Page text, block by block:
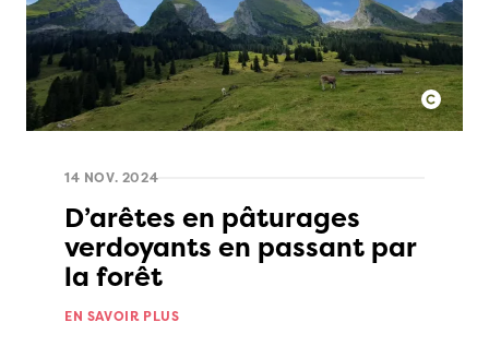
14 NOV. 2024
D’arêtes en pâturages
verdoyants en passant par
la forêt
EN SAVOIR PLUS